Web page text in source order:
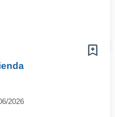
2026